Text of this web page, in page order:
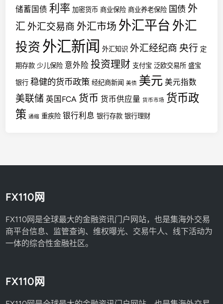
储蓄国债 利率 加密货币 商业保险 商业养老保险 国债 外
汇 外汇交易商 外汇市场 外汇平台 外汇
投资 外汇新闻 外汇知识 外汇经纪商 央行 定
期存款 少儿保险 意外险 投资理财 支付宝 泛欧交易所 盛宝
银行 稳健的货币政策 经纪商新闻 美债 美元 美元指数
美联储 英国FCA 货币 货币供应量 货币市场 货币政
策 通缩 重疾险 银行利息 银行存款 银行理财
FX110网
FX110网是全球最大的金融资讯门户网站，也是集海外交易
商平台信息、监管查询、维权曝光、交易牛人、线下活动为
一体的综合性金融社区。
FX110网